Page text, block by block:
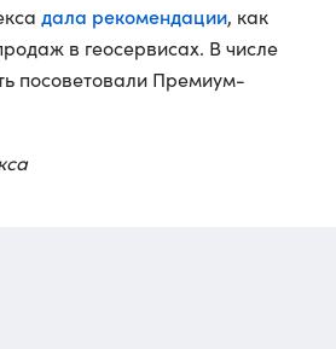
дала рекомендации, как
в геосервисах. В числе
посоветовали Премиум-